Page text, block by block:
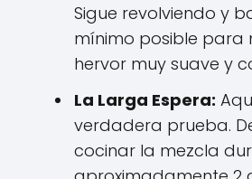
Sigue revolviendo y
mínimo posible para
hervor muy suave y
La Larga Espera:
verdadera prueba.
cocinar la mezcla